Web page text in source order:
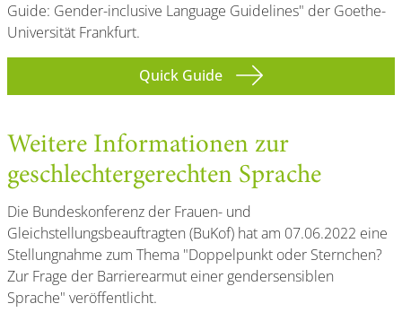
Guide: Gender-inclusive Language Guidelines" der Goethe-
Universität Frankfurt.
Quick Guide
Weitere Informationen zur
geschlechtergerechten Sprache
Die Bundeskonferenz der Frauen- und
Gleichstellungsbeauftragten (BuKof) hat am 07.06.2022 eine
Stellungnahme zum Thema "Doppelpunkt oder Sternchen?
Zur Frage der Barrierearmut einer gendersensiblen
Sprache" veröffentlicht.